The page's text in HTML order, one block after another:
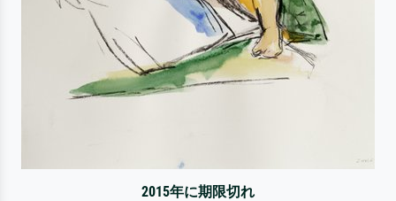
2015年に期限切れ